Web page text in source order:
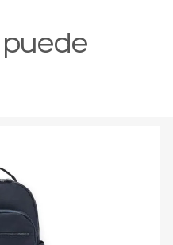
puede